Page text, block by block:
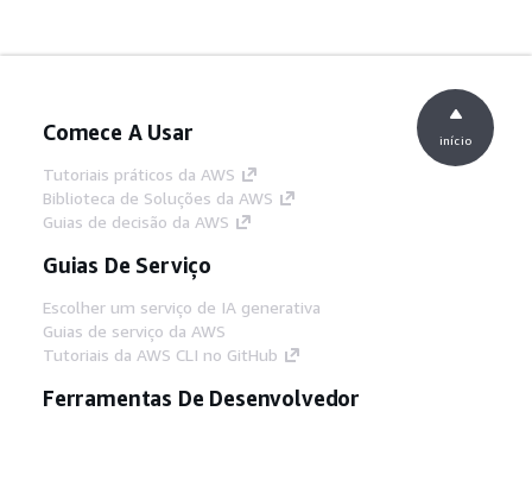
Comece A Usar
Tutoriais práticos da AWS
Biblioteca de Soluções da AWS
Guias de decisão da AWS
Guias De Serviço
Escolher um serviço de IA generativa
Guias de serviço da AWS
Tutoriais da AWS CLI no GitHub
Ferramentas De Desenvolvedor
início